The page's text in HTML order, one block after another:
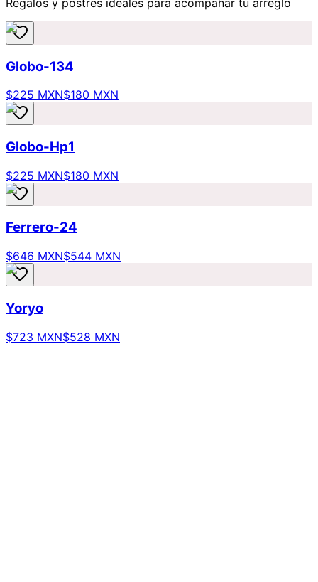
Globo-134
$225 MXN$180 MXN
Globo-Hp1
$225 MXN$180 MXN
Ferrero-24
$646 MXN$544 MXN
Yoryo
$723 MXN$528 MXN